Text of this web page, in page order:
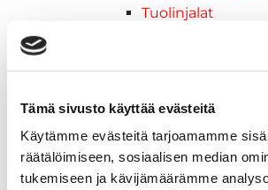
Tämä sivusto käyttää evästeitä
Käytämme evästeitä tarjoamamme
räätälöimiseen, sosiaalisen median
tukemiseen ja kävijämäärämme
Tuolinjalat
Pollarit
Trailerikoukut
Venerenkaat ja